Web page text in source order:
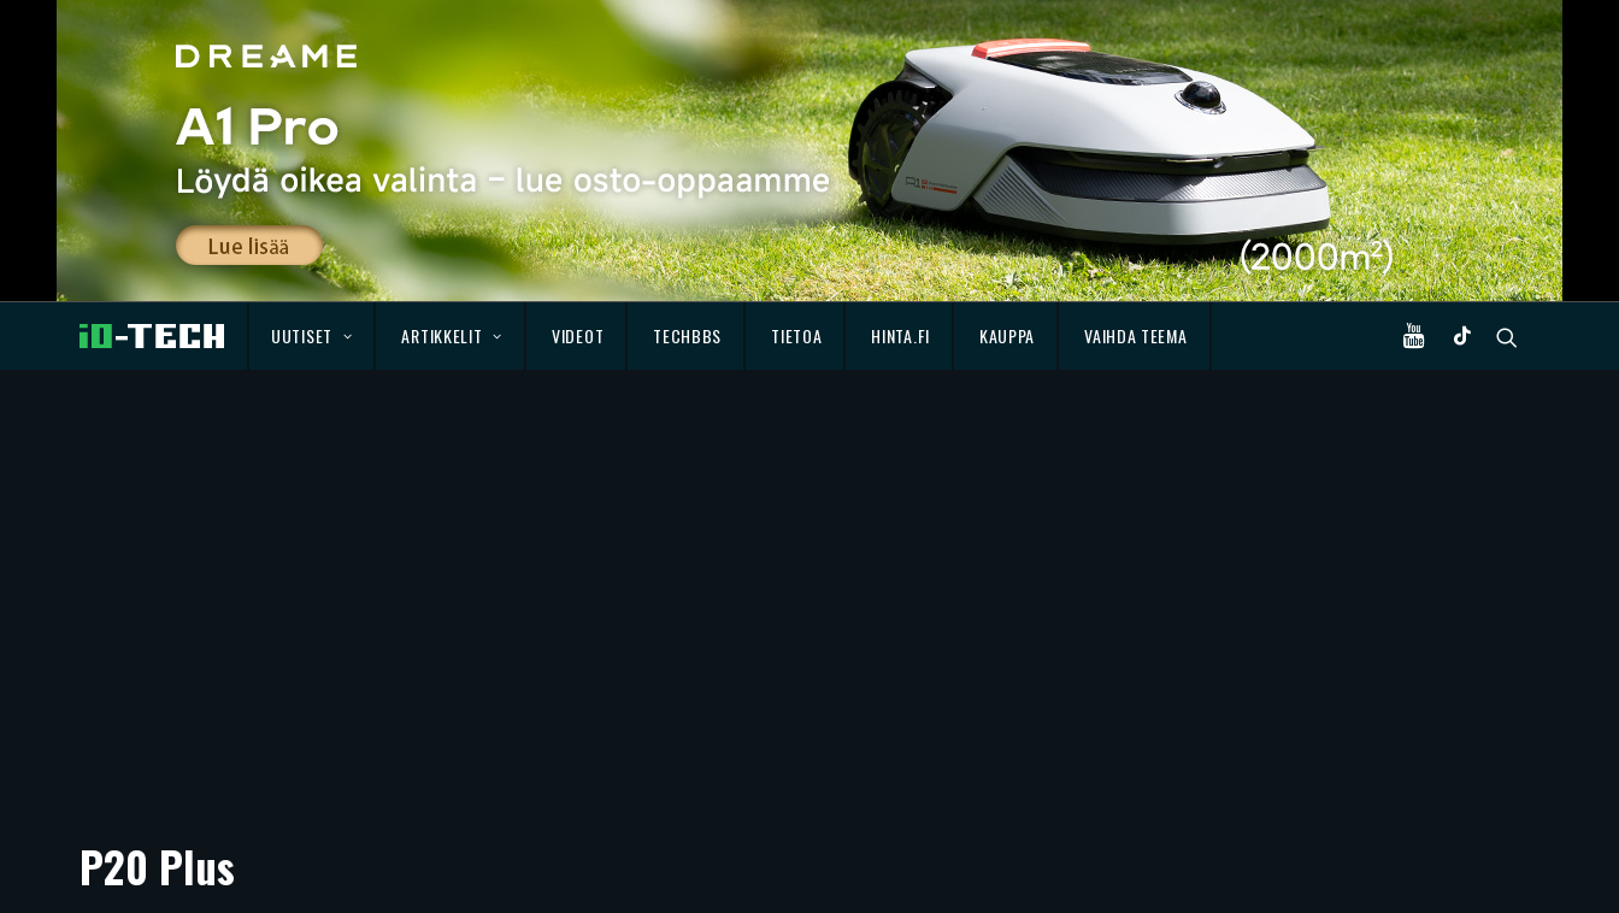
UUTISET ARTIKKELIT VIDEOT TECHBBS TIETOA HINTA.FI KAUPPA VAIHDA TEEMA
P20 Plus